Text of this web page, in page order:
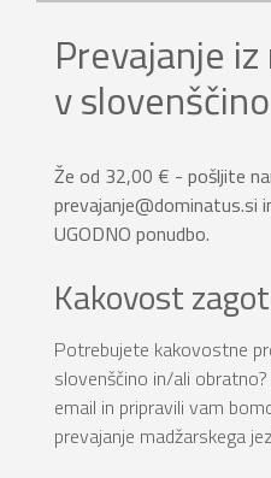
Prevajanje
v slovenščino
Že od 32,00 € - pošljite
prevajanje@dominatus.si
UGODNO ponudbo.
Kakovost
Potrebujete kakovostne
slovenščino in/ali
email in pripravili vam
prevajanje madžarskega